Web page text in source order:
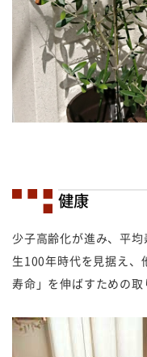
健康
少子高齢化が進み、平
生100年時代を見据え、
寿命」を伸ばすための取